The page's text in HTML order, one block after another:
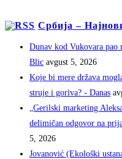
Србија –
Dunav kod Vukovara pao
Blic avgust 5, 2026
Koje bi mere država
struje i goriva? - Danas
„Gerilski marketing
delimičan odgovor na
5, 2026
Jovanović (Ekološki